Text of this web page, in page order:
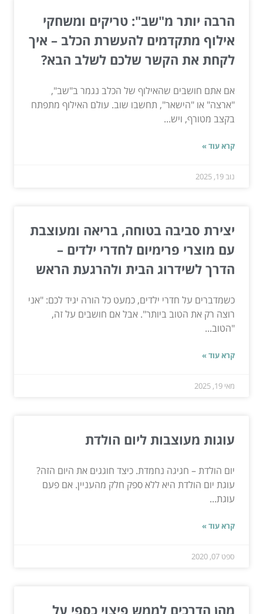
הרבה יותר מ"שב": טריקים ומשחקי
אילוף מתקדמים להעשרת הכלב – איך
לקחת את הקשר שלכם לשלב הבא?
אם אתם חושבים שהאילוף של הכלב נגמר ב"שב",
"ארצה" או "הישאר", תחשבו שוב. עולם האילוף מתפתח
בקצב מטורף, ויש...
קרא עוד »
נוב 19, 2025
יצירת סביבה בטוחה, בריאה ומעוצבת
עם מוצרי פרימיום לחדרי ילדים –
הדרך לשידרוג הבית ולהרגעת הראש
כשמדברים על חדרי ילדים, כמעט כל הורה יגיד לכם: "אני
רוצה רק את הטוב ביותר". אבל אם חושבים על זה,
"הטוב...
קרא עוד »
מאי 19, 2025
עוגות מעוצבות ליום הולדת
יום הולדת – חגיגה נחמדת. כיצד חוגגים את היום הזה?
עוגת יום הולדת היא ללא ספק חלק מהעניין. אם פעם
עוגת...
קרא עוד »
ספט 07, 2020
מהן הדרכים לממש פיצוי כספי על